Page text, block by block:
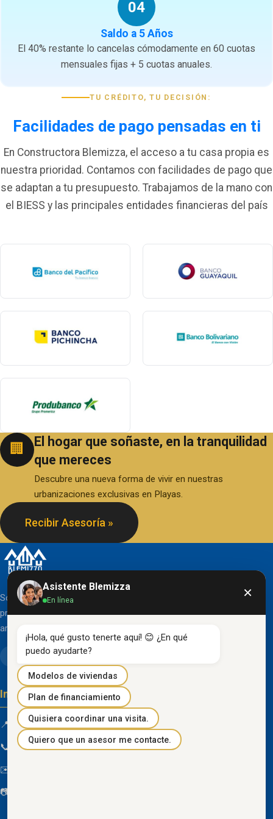
04
Saldo a 5 Años
El 40% restante lo cancelas cómodamente en 60 cuotas
mensuales fijas + 5 cuotas anuales.
TU CRÉDITO, TU DECISIÓN:
Facilidades de pago pensadas en ti
En Constructora Blemizza, el acceso a tu casa propia es
nuestra prioridad. Contamos con facilidades de pago que
se adaptan a tu presupuesto. Trabajamos de la mano con
el BIESS y las principales entidades financieras del país
🏢
El hogar que soñaste, en la tranquilidad
que mereces
Descubre una nueva forma de vivir en nuestras
urbanizaciones exclusivas en Playas.
Recibir Asesoría »
Somos una organización líder en el desarrollo de
proyectos inmobiliarios que destacan por su diseño
arquitectónico clásico y acabados de primera línea.
Información de contacto
📍 Km 85 Vía Progreso, Playas, Guayas, Ecuador
📞 096 934 4318
✉️
📷
Asistente Blemizza
En línea ×
¡Hola, qué gusto tenerte aquí! 😊 ¿En qué
puedo ayudarte?
Modelos de viviendas
Plan de financiamiento
Quisiera coordinar una visita.
Quiero que un asesor me contacte.